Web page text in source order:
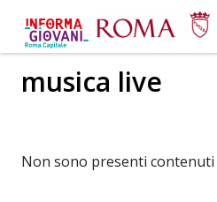
musica live
Non sono presenti